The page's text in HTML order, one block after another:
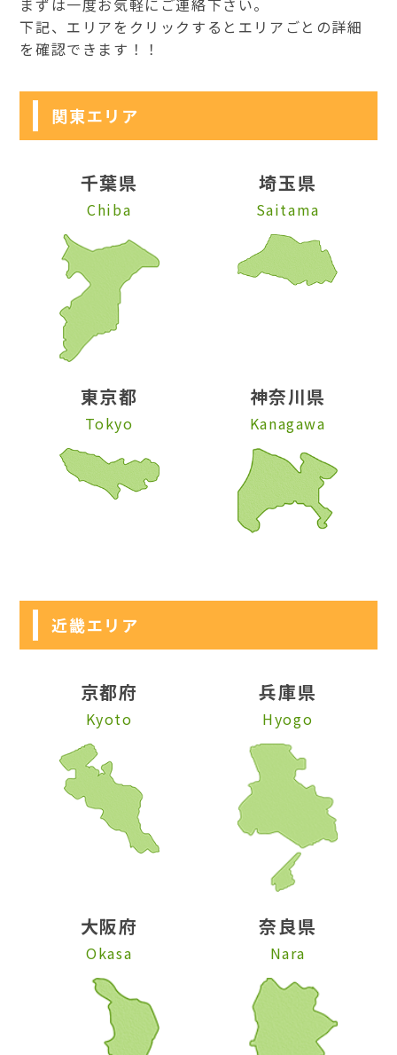
まずは一度お気軽にご連絡下さい。
下記、エリアをクリックするとエリアごとの詳細
を確認できます！！
関東エリア
千葉県
Chiba
埼玉県
Saitama
東京都
Tokyo
神奈川県
Kanagawa
近畿エリア
京都府
Kyoto
兵庫県
Hyogo
大阪府
Okasa
奈良県
Nara